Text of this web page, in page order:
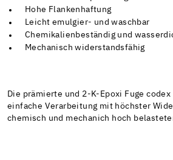
Hohe Flankenhaftung
Leicht emulgier- und waschbar
Chemikalienbeständig und
Mechanisch widerstandsfähig
Die prämierte und 2-K-Epoxi Fuge
einfache Verarbeitung mit höchster
chemisch und mechanich hoch